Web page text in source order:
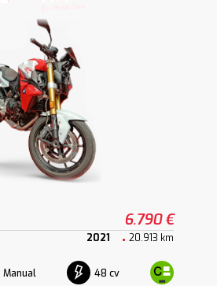
6.790 €
2021 20.913 km
Manual 48 cv